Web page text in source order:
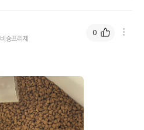
비숑프리제
0